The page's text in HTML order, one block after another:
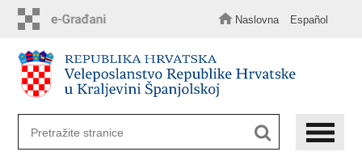
sadržaj
Naslovna Español